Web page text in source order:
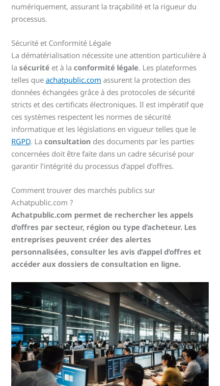
numériquement, assurant la traçabilité et la rigueur du
processus.
Sécurité et Conformité Légale
La dématérialisation nécessite une attention particulière à
lasécurité et à laconformité légale. Les plateformes
telles queachatpublic.com assurent la protection des
données échangées grâce à des protocoles de sécurité
stricts et des certificats électroniques. Il est impératif que
ces systèmes respectent les normes de sécurité
informatique et les législations en vigueur telles que le
RGPD. Laconsultation des documents par les parties
concernées doit être faite dans un cadre sécurisé pour
garantir l’intégrité du processus d’appel d’offres.
Comment trouver des marchés publics sur
Achatpublic.com ?
Achatpublic.com permet de rechercher les appels
d’offres par secteur, région ou type d’acheteur. Les
entreprises peuvent créer des alertes
personnalisées, consulter les avis d’appel d’offres et
accéder aux dossiers de consultation en ligne.